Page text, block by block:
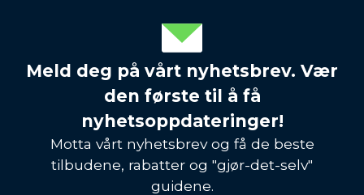
Meld deg på vårt nyhetsbrev. Vær
den første til å få
nyhetsoppdateringer!
Motta vårt nyhetsbrev og få de beste
tilbudene, rabatter og "gjør-det-selv"
guidene.